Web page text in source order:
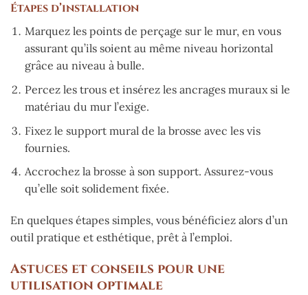
Étapes d’installation
Marquez les points de perçage sur le mur, en vous
assurant qu’ils soient au même niveau horizontal
grâce au niveau à bulle.
Percez les trous et insérez les ancrages muraux si le
matériau du mur l’exige.
Fixez le support mural de la brosse avec les vis
fournies.
Accrochez la brosse à son support. Assurez-vous
qu’elle soit solidement fixée.
En quelques étapes simples, vous bénéficiez alors d’un
outil pratique et esthétique, prêt à l’emploi.
Astuces et conseils pour une
utilisation optimale